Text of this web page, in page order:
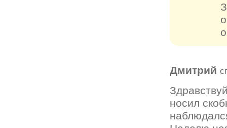
Дмитрий
носил